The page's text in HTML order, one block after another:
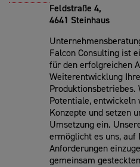
Feldstraße 4,
4641 Steinhaus
Falcon Consulting ist
für den erfolgreichen
Weiterentwicklung
Produktionsbetriebes.
Potentiale, entwickeln
Konzepte und setzen
Umsetzung ein.
ermöglicht es uns,
Anforderungen
gemeinsam